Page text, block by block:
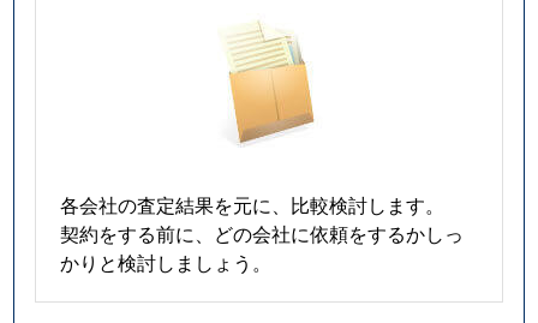
各会社の査定結果を元に、比較検討します。
契約をする前に、どの会社に依頼をするかしっ
かりと検討しましょう。